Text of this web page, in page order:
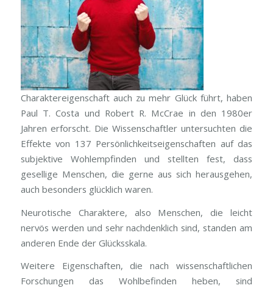
Charaktereigenschaft auch zu mehr Glück führt, haben
Paul T. Costa und Robert R. McCrae in den 1980er
Jahren erforscht. Die Wissenschaftler untersuchten die
Effekte von 137 Persönlichkeitseigenschaften auf das
subjektive Wohlempfinden und stellten fest, dass
gesellige Menschen, die gerne aus sich herausgehen,
auch besonders glücklich waren.
Neurotische Charaktere, also Menschen, die leicht
nervös werden und sehr nachdenklich sind, standen am
anderen Ende der Glücksskala.
Weitere Eigenschaften, die nach wissenschaftlichen
Forschungen das Wohlbefinden heben, sind